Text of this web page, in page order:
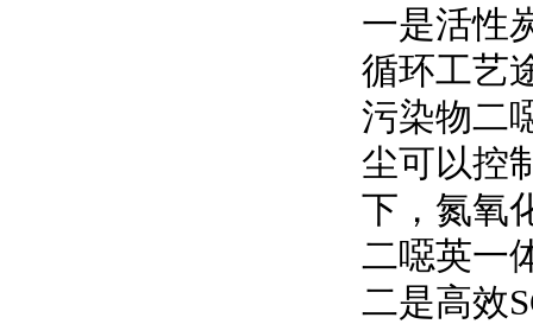
一是活性
循环工艺
污染物二
尘可以控
下，氮氧
二噁英一
二是高效